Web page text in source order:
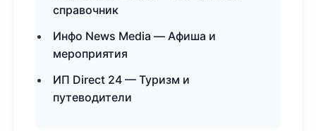
справочник
Инфо News Media — Афиша и
мероприятия
ИП Direct 24 — Туризм и
путеводители